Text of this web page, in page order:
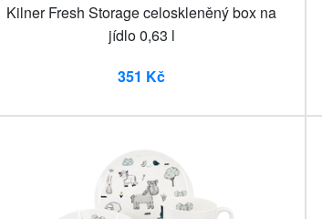
Kilner Fresh Storage celoskleněný box na
jídlo 0,63 l
351 Kč